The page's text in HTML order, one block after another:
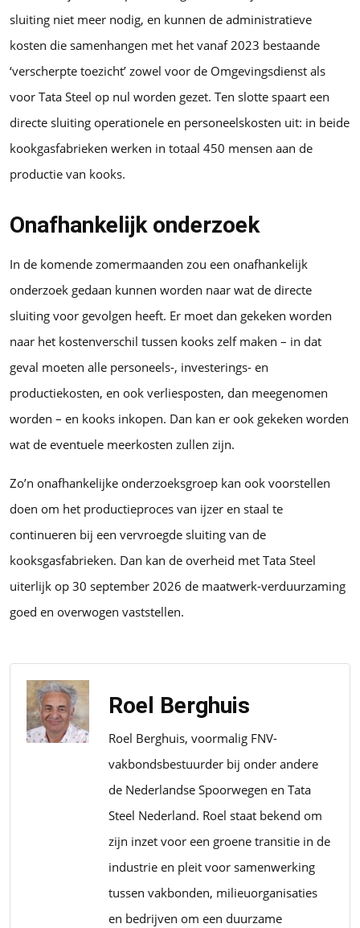
sluiting niet meer nodig, en kunnen de administratieve
kosten die samenhangen met het vanaf 2023 bestaande
‘verscherpte toezicht’ zowel voor de Omgevingsdienst als
voor Tata Steel op nul worden gezet. Ten slotte spaart een
directe sluiting operationele en personeelskosten uit: in beide
kookgasfabrieken werken in totaal 450 mensen aan de
productie van kooks.
Onafhankelijk onderzoek
In de komende zomermaanden zou een onafhankelijk
onderzoek gedaan kunnen worden naar wat de directe
sluiting voor gevolgen heeft. Er moet dan gekeken worden
naar het kostenverschil tussen kooks zelf maken – in dat
geval moeten alle personeels-, investerings- en
productiekosten, en ook verliesposten, dan meegenomen
worden – en kooks inkopen. Dan kan er ook gekeken worden
wat de eventuele meerkosten zullen zijn.
Zo’n onafhankelijke onderzoeksgroep kan ook voorstellen
doen om het productieproces van ijzer en staal te
continueren bij een vervroegde sluiting van de
kooksgasfabrieken. Dan kan de overheid met Tata Steel
uiterlijk op 30 september 2026 de maatwerk-verduurzaming
goed en overwogen vaststellen.
Roel Berghuis
Roel Berghuis, voormalig FNV-
vakbondsbestuurder bij onder andere
de Nederlandse Spoorwegen en Tata
Steel Nederland. Roel staat bekend om
zijn inzet voor een groene transitie in de
industrie en pleit voor samenwerking
tussen vakbonden, milieuorganisaties
en bedrijven om een duurzame